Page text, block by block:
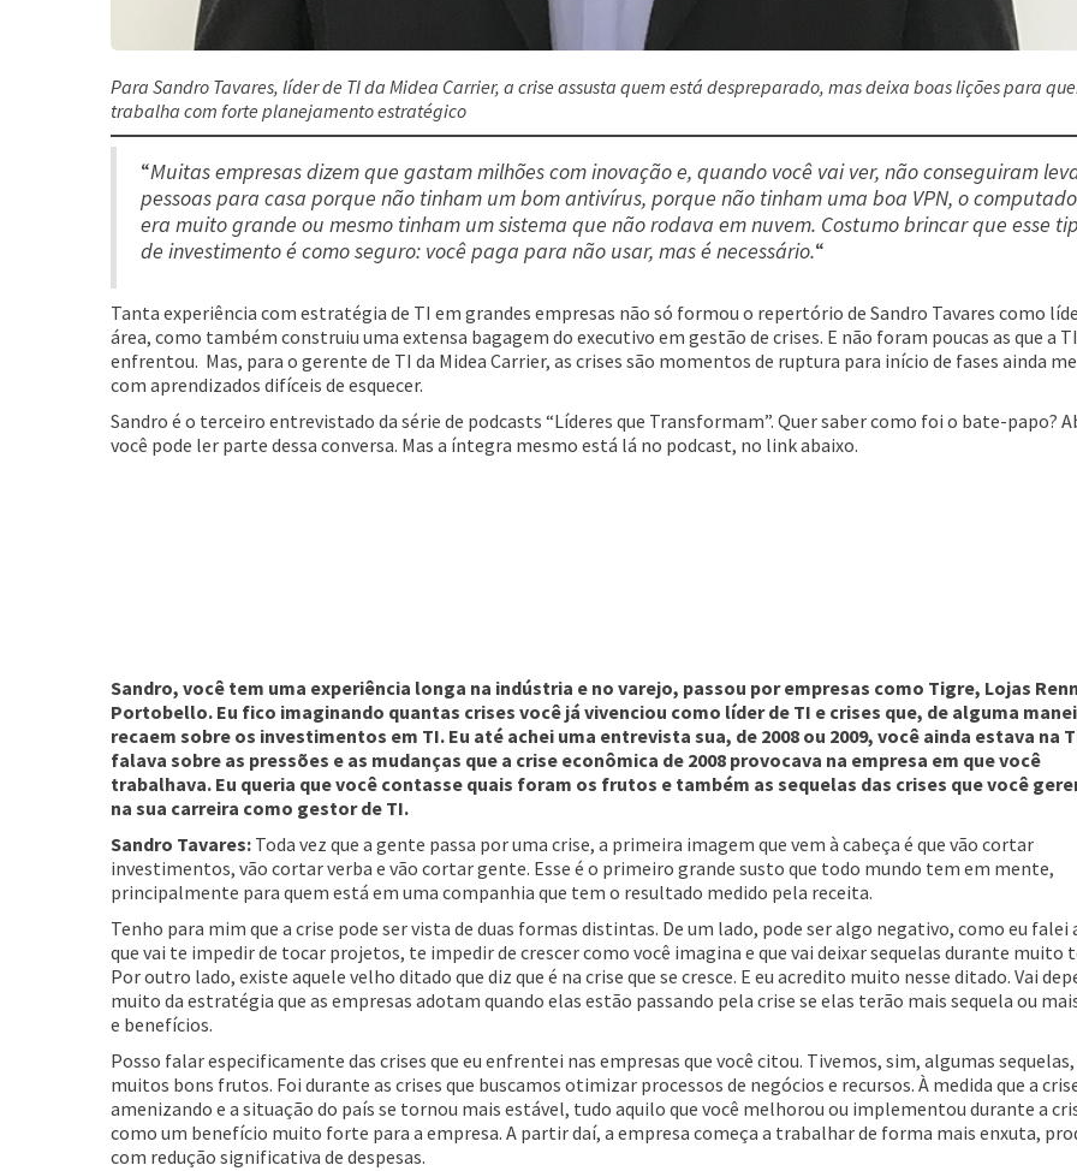
Para Sandro Tavares, líder de TI da Midea Carrier, a crise assusta quem está despreparado, mas deixa boas lições para
trabalha com forte planejamento estratégico
“Muitas empresas dizem que gastam milhões com inovação e, quando você vai ver, não conseguiram
pessoas para casa porque não tinham um bom antivírus, porque não tinham uma boa VPN, o
era muito grande ou mesmo tinham um sistema que não rodava em nuvem. Costumo brincar que esse
de investimento é como seguro: você paga para não usar, mas é necessário.“
Tanta experiência com estratégia de TI em grandes empresas não só formou o repertório de Sandro Tavares como
área, como também construiu uma extensa bagagem do executivo em gestão de crises. E não foram poucas as que a TI
enfrentou. Mas, para o gerente de TI da Midea Carrier, as crises são momentos de ruptura para início de fases ainda
com aprendizados difíceis de esquecer.
Sandro é o terceiro entrevistado da série de podcasts “Líderes que Transformam”. Quer saber como foi o bate-papo?
você pode ler parte dessa conversa. Mas a íntegra mesmo está lá no podcast, no link abaixo.
Sandro, você tem uma experiência longa na indústria e no varejo, passou por empresas como Tigre, Lojas
Portobello. Eu fico imaginando quantas crises você já vivenciou como líder de TI e crises que, de alguma
recaem sobre os investimentos em TI. Eu até achei uma entrevista sua, de 2008 ou 2009, você ainda estava na
falava sobre as pressões e as mudanças que a crise econômica de 2008 provocava na empresa em que você
trabalhava. Eu queria que você contasse quais foram os frutos e também as sequelas das crises que você
na sua carreira como gestor de TI.
Sandro Tavares: Toda vez que a gente passa por uma crise, a primeira imagem que vem à cabeça é que vão cortar
investimentos, vão cortar verba e vão cortar gente. Esse é o primeiro grande susto que todo mundo tem em mente,
principalmente para quem está em uma companhia que tem o resultado medido pela receita.
Tenho para mim que a crise pode ser vista de duas formas distintas. De um lado, pode ser algo negativo, como eu falei
que vai te impedir de tocar projetos, te impedir de crescer como você imagina e que vai deixar sequelas durante muito
Por outro lado, existe aquele velho ditado que diz que é na crise que se cresce. E eu acredito muito nesse ditado. Vai
muito da estratégia que as empresas adotam quando elas estão passando pela crise se elas terão mais sequela ou
e benefícios.
Posso falar especificamente das crises que eu enfrentei nas empresas que você citou. Tivemos, sim, algumas
muitos bons frutos. Foi durante as crises que buscamos otimizar processos de negócios e recursos. À medida que a
amenizando e a situação do país se tornou mais estável, tudo aquilo que você melhorou ou implementou durante a
como um benefício muito forte para a empresa. A partir daí, a empresa começa a trabalhar de forma mais enxuta,
com redução significativa de despesas.